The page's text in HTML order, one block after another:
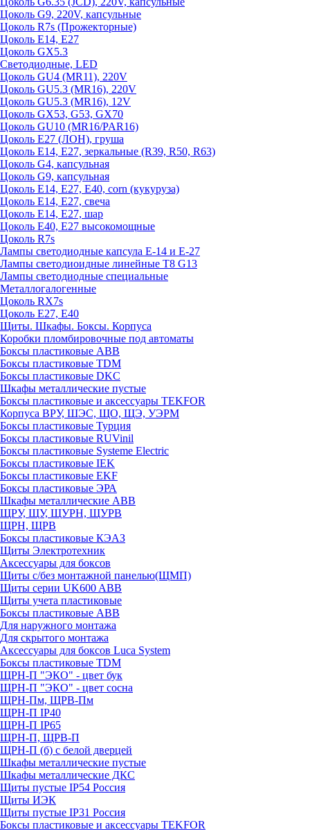
Цоколь G9, 220V, капсульные
Цоколь R7s (Прожекторные)
Цоколь E14, E27
Цоколь GX5.3
Светодиодные, LED
Цоколь GU4 (MR11), 220V
Цоколь GU5.3 (MR16), 220V
Цоколь GU5.3 (MR16), 12V
Цоколь GX53, G53, GX70
Цоколь GU10 (MR16/PAR16)
Цоколь Е27 (ЛОН), груша
Цоколь Е14, Е27, зеркальные (R39, R50, R63)
Цоколь G4, капсульная
Цоколь G9, капсульная
Цоколь Е14, Е27, Е40, corn (кукуруза)
Цоколь Е14, Е27, свеча
Цоколь Е14, Е27, шар
Цоколь Е40, Е27 высокомощные
Цоколь R7s
Лампы светодиодные капсула Е-14 и Е-27
Лампы светодиоидные линейные T8 G13
Лампы светодиодные специальные
Металлогалогенные
Цоколь RX7s
Цоколь Е27, E40
Щиты. Шкафы. Боксы. Корпуса
Коробки пломбировочные под автоматы
Боксы пластиковые ABB
Боксы пластиковые TDM
Боксы пластиковые DKC
Шкафы металлические пустые
Боксы пластиковые и аксессуары TEKFOR
Корпуса ВРУ, ШЭС, ЩО, ЩЭ, УЭРМ
Боксы пластиковые Турция
Боксы пластиковые RUVinil
Боксы пластиковые Systeme Electric
Боксы пластиковые IEK
Боксы пластиковые EKF
Боксы пластиковые ЭРА
Шкафы металлические ABB
ЩРУ, ЩУ, ЩУРН, ЩУРВ
ЩРН, ЩРВ
Боксы пластиковые КЭАЗ
Щиты Электротехник
Аксессуары для боксов
Щиты с/без монтажной панелью(ЩМП)
Щиты серии UK600 ABB
Щиты учета пластиковые
Боксы пластиковые ABB
Для наружного монтажа
Для скрытого монтажа
Аксессуары для боксов Luca System
Боксы пластиковые TDM
ЩРН-П "ЭКО" - цвет бук
ЩРН-П "ЭКО" - цвет сосна
ЩРН-Пм, ЩРВ-Пм
ЩРН-П IP40
ЩРН-П IP65
ЩРН-П, ЩРВ-П
ЩРН-П (б) с белой дверцей
Шкафы металлические пустые
Шкафы металлические ДКС
Щиты пустые IP54 Россия
Щиты ИЭК
Щиты пустые IP31 Россия
Боксы пластиковые и аксессуары TEKFOR